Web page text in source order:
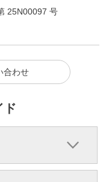
25N00097 号
合わせ
ド